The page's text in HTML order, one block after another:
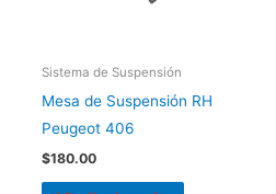
Sistema de Suspensión
Mesa de Suspensión RH
Peugeot 406
$180.00